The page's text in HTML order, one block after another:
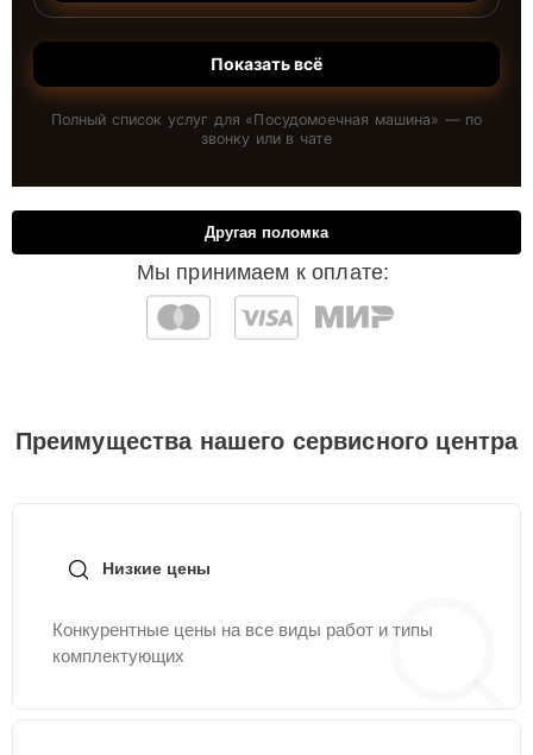
Показать всё
Полный список услуг для «Посудомоечная машина» — по
звонку или в чате
Мы принимаем к оплате:
Другая поломка
Преимущества нашего сервисного центра
Низкие цены
Конкурентные цены на все виды работ и типы
комплектующих